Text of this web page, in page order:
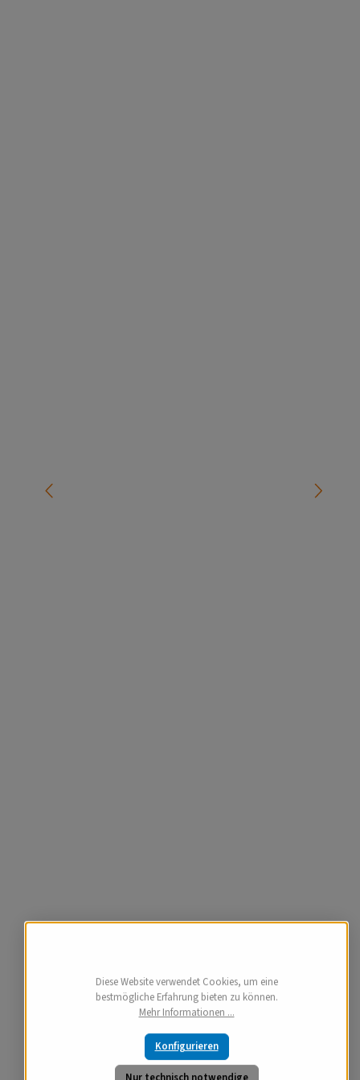
Diese Website verwendet Cookies, um eine
bestmögliche Erfahrung bieten zu können.
Mehr Informationen ...
Konfigurieren